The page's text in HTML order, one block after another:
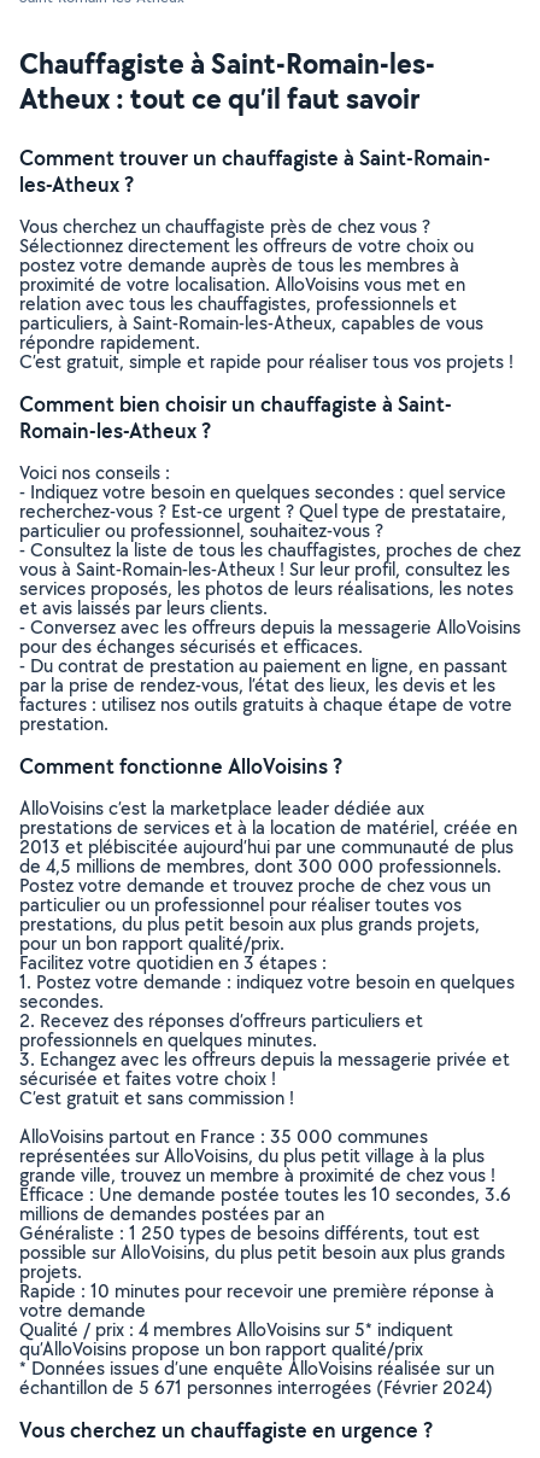
Chauffagiste à Saint-Romain-les-
Atheux : tout ce qu’il faut savoir
Comment trouver un chauffagiste à Saint-Romain-
les-Atheux ?
Vous cherchez un chauffagiste près de chez vous ?
Sélectionnez directement les offreurs de votre choix ou
postez votre demande auprès de tous les membres à
proximité de votre localisation. AlloVoisins vous met en
relation avec tous les chauffagistes, professionnels et
particuliers, à Saint-Romain-les-Atheux, capables de vous
répondre rapidement.
C’est gratuit, simple et rapide pour réaliser tous vos projets !
Comment bien choisir un chauffagiste à Saint-
Romain-les-Atheux ?
Voici nos conseils :
- Indiquez votre besoin en quelques secondes : quel service
recherchez-vous ? Est-ce urgent ? Quel type de prestataire,
particulier ou professionnel, souhaitez-vous ?
- Consultez la liste de tous les chauffagistes, proches de chez
vous à Saint-Romain-les-Atheux ! Sur leur profil, consultez les
services proposés, les photos de leurs réalisations, les notes
et avis laissés par leurs clients.
- Conversez avec les offreurs depuis la messagerie AlloVoisins
pour des échanges sécurisés et efficaces.
- Du contrat de prestation au paiement en ligne, en passant
par la prise de rendez-vous, l’état des lieux, les devis et les
factures : utilisez nos outils gratuits à chaque étape de votre
prestation.
Comment fonctionne AlloVoisins ?
AlloVoisins c’est la marketplace leader dédiée aux
prestations de services et à la location de matériel, créée en
2013 et plébiscitée aujourd’hui par une communauté de plus
de 4,5 millions de membres, dont 300 000 professionnels.
Postez votre demande et trouvez proche de chez vous un
particulier ou un professionnel pour réaliser toutes vos
prestations, du plus petit besoin aux plus grands projets,
pour un bon rapport qualité/prix.
Facilitez votre quotidien en 3 étapes :
1. Postez votre demande : indiquez votre besoin en quelques
secondes.
2. Recevez des réponses d’offreurs particuliers et
professionnels en quelques minutes.
3. Echangez avec les offreurs depuis la messagerie privée et
sécurisée et faites votre choix !
C’est gratuit et sans commission !
AlloVoisins partout en France : 35 000 communes
représentées sur AlloVoisins, du plus petit village à la plus
grande ville, trouvez un membre à proximité de chez vous !
Efficace : Une demande postée toutes les 10 secondes, 3.6
millions de demandes postées par an
Généraliste : 1 250 types de besoins différents, tout est
possible sur AlloVoisins, du plus petit besoin aux plus grands
projets.
Rapide : 10 minutes pour recevoir une première réponse à
votre demande
Qualité / prix : 4 membres AlloVoisins sur 5* indiquent
qu’AlloVoisins propose un bon rapport qualité/prix
* Données issues d’une enquête AlloVoisins réalisée sur un
échantillon de 5 671 personnes interrogées (Février 2024)
Vous cherchez un chauffagiste en urgence ?